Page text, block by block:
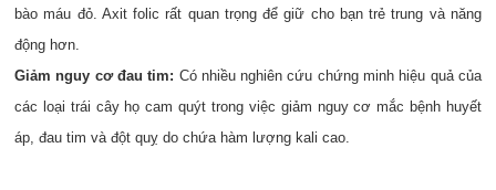
bào máu đỏ. Axit folic rất quan trọng để giữ cho bạn trẻ trung và năng
động hơn.
Giảm nguy cơ đau tim: Có nhiều nghiên cứu chứng minh hiệu quả của
các loại trái cây họ cam quýt trong việc giảm nguy cơ mắc bệnh huyết
áp, đau tim và đột quỵ do chứa hàm lượng kali cao.